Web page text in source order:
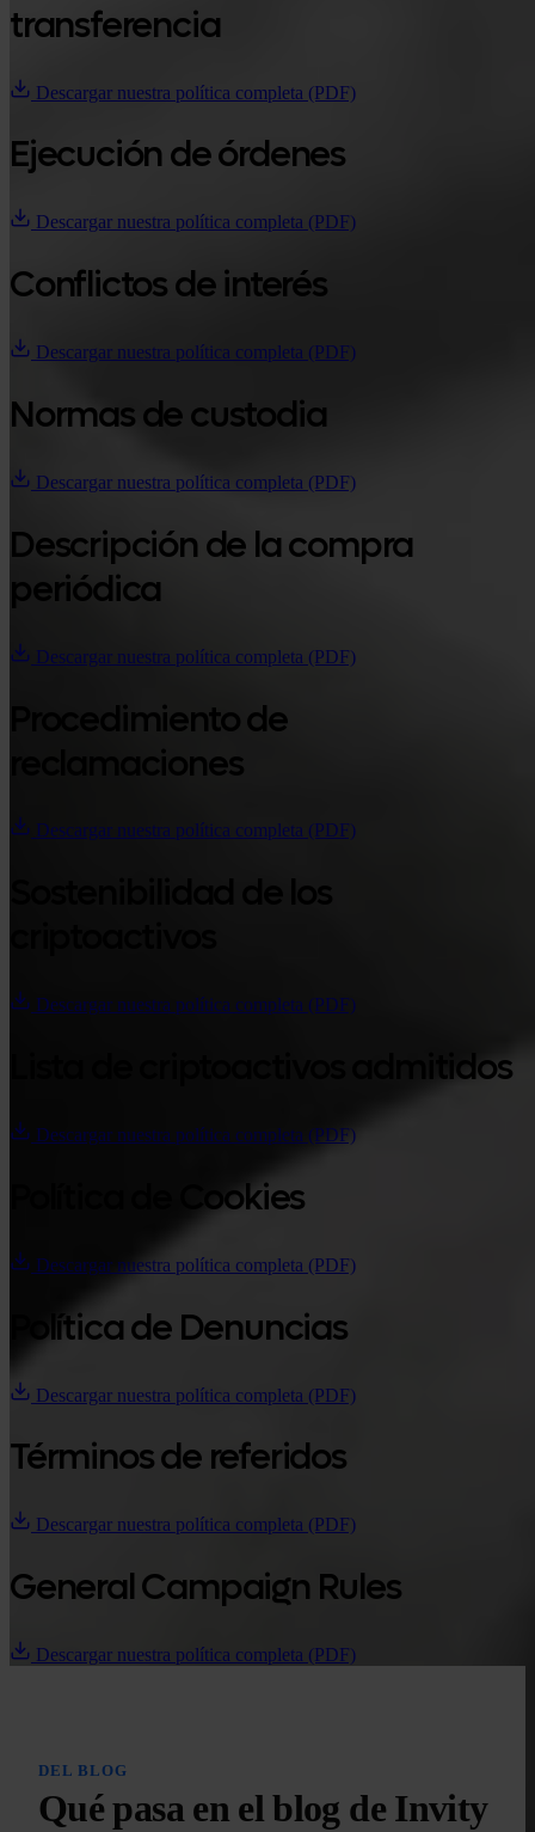
transferencia
Descargar nuestra política completa (PDF)
Ejecución de órdenes
Descargar nuestra política completa (PDF)
Conflictos de interés
Descargar nuestra política completa (PDF)
Normas de custodia
Descargar nuestra política completa (PDF)
Descripción de la compra
periódica
Descargar nuestra política completa (PDF)
Procedimiento de
reclamaciones
Descargar nuestra política completa (PDF)
Descargar nuestra política completa (PDF)
Lista de criptoactivos admitidos
Descargar nuestra política completa (PDF)
Política de Cookies
Descargar nuestra política completa (PDF)
Política de Denuncias
Descargar nuestra política completa (PDF)
Términos de referidos
Descargar nuestra política completa (PDF)
General Campaign Rules
Descargar nuestra política completa (PDF)
DEL BLOG
Qué pasa en el blog de Invity